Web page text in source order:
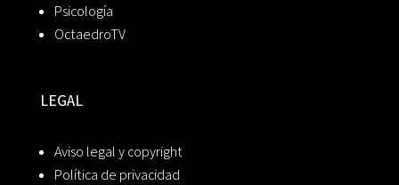
Psicología
OctaedroTV
LEGAL
Aviso legal y copyright
Política de privacidad